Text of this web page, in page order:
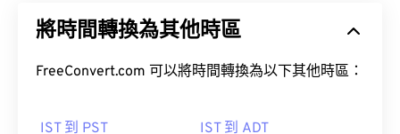
將時間轉換為其他時區
FreeConvert.com 可以將時間轉換為以下其他時區：
IST 到 PST IST 到 ADT